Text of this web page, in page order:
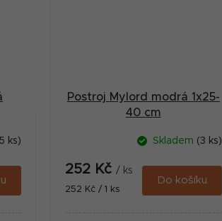
ks)
Postroj Mylord modrá 1x25-
40 cm
Skladem (3 ks)
252 Kč / ks
Měrná
252 Kč / 1 ks
Do košíku